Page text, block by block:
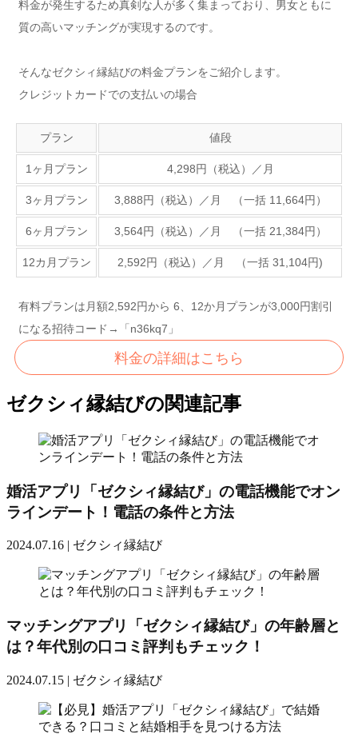
料金が発生するため真剣な人が多く集まっており、男女ともに
質の高いマッチングが実現するのです。
そんなゼクシィ縁結びの料金プランをご紹介します。
クレジットカードでの支払いの場合
プラン 値段
1ヶ月プラン 4,298円（税込）／月
3ヶ月プラン 3,888円（税込）／月 （一括 11,664円）
6ヶ月プラン 3,564円（税込）／月 （一括 21,384円）
12カ月プラン 2,592円（税込）／月 （一括 31,104円)
有料プランは月額2,592円から 6、12か月プランが3,000円割引
になる招待コード→「n36kq7」
料金の詳細はこちら
ゼクシィ縁結びの関連記事
婚活アプリ「ゼクシィ縁結び」の電話機能でオン
ラインデート！電話の条件と方法
2024.07.16 | ゼクシィ縁結び
マッチングアプリ「ゼクシィ縁結び」の年齢層と
は？年代別の口コミ評判もチェック！
2024.07.15 | ゼクシィ縁結び